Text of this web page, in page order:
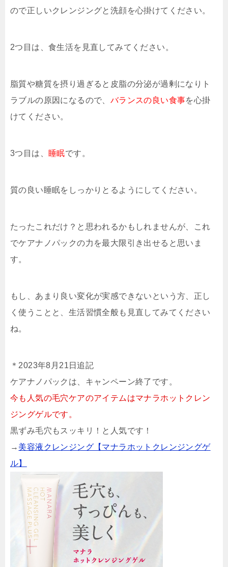
ので正しいクレンジングと洗顔を心掛けてください。
2つ目は、食生活を見直してみてください。
脂質や糖質を摂り過ぎると皮脂の分泌が過剰になりト
ラブルの原因になるので、 バランスの良い食事を心掛
けてください。
3つ目は、 睡眠です。
質の良い睡眠をしっかりとるようにしてください。
たったこれだけ？と思われるかもしれませんが、これ
でケアナノパックの力を最大限引き出せると思いま
す。
もし、あまり良い変化が実感できないという方、正し
く使うことと、生活習慣全般も見直してみてください
ね。
＊2023年8月21日追記
ケアナノパックは、キャンペーン終了です。
今も人気の毛穴ケアのアイテムはマナラホットクレン
ジングゲルです。
黒ずみ毛穴もスッキリ！と人気です！
→ 美容液クレンジング【マナラホットクレンジングゲ
ル】